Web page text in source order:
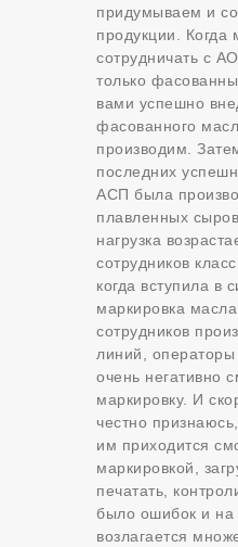
придумываем и
продукции. Когда
сотрудничать с
только
вами успешно
фасованного
производим.
последних
АСП была
плавленных
нагрузка
сотрудников
когда вступила в
маркировка
сотрудников
линий, операторы
очень негативно
маркировку. И
честно
им приходится
маркировкой,
печатать,
было ошибок и на
возлагается